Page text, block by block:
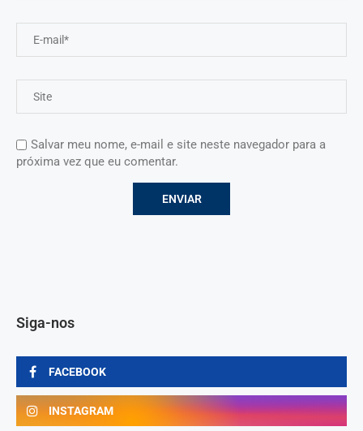
Salvar meu nome, e-mail e site neste navegador para a
próxima vez que eu comentar.
Siga-nos
FACEBOOK
INSTAGRAM